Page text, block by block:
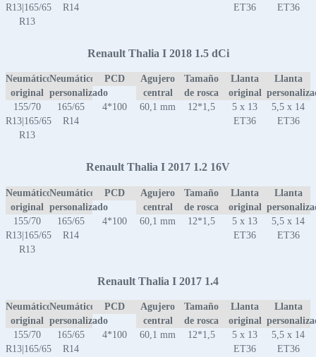
R13|165/65
R13
R14
ET36
ET36
Renault Thalia I 2018 1.5 dCi
Neumático
original
Neumático
personalizado
PCD
Agujero
central
Tamaño
de rosca
Llanta
original
Llanta
155/70
R13|165/65
R13
165/65
R14
4*100 60,1 mm 12*1,5
5 x 13
ET36
5,5 x 14
ET36
Renault Thalia I 2017 1.2 16V
Neumático
original
Neumático
personalizado
PCD
Agujero
central
Tamaño
de rosca
Llanta
original
Llanta
155/70
R13|165/65
R13
165/65
R14
4*100 60,1 mm 12*1,5
5 x 13
ET36
5,5 x 14
ET36
Renault Thalia I 2017 1.4
Neumático
original
Neumático
personalizado
PCD
Agujero
central
Tamaño
de rosca
Llanta
original
Llanta
155/70
R13|165/65
165/65
R14
4*100 60,1 mm 12*1,5
5 x 13
ET36
5,5 x 14
ET36